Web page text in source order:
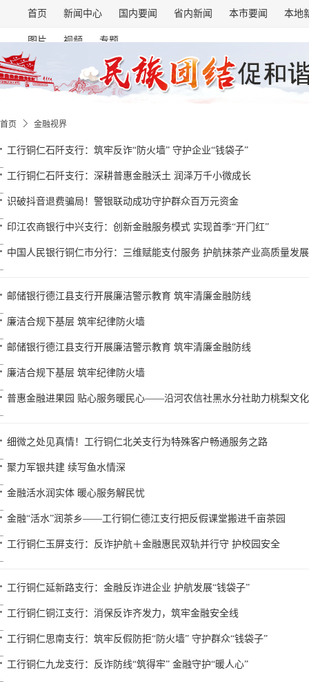
首页 新闻中心 国内要闻 省内新闻 本市要闻 本地
图片 视频 专题
首页 金融视界
工行铜仁石阡支行：筑牢反诈“防火墙” 守护企业“钱袋子”
工行铜仁石阡支行：深耕普惠金融沃土 润泽万千小微成长
识破抖音退费骗局！警银联动成功守护群众百万元资金
印江农商银行中兴支行：创新金融服务模式 实现首季“开门红”
中国人民银行铜仁市分行：三维赋能支付服务 护航抹茶产业高质量发展
邮储银行德江县支行开展廉洁警示教育 筑牢清廉金融防线
廉洁合规下基层 筑牢纪律防火墙
邮储银行德江县支行开展廉洁警示教育 筑牢清廉金融防线
廉洁合规下基层 筑牢纪律防火墙
普惠金融进果园 贴心服务暖民心——沿河农信社黑水分社助力桃梨文
细微之处见真情！工行铜仁北关支行为特殊客户畅通服务之路
聚力军银共建 续写鱼水情深
金融活水润实体 暖心服务解民忧
金融“活水”润茶乡——工行铜仁德江支行把反假课堂搬进千亩茶园
工行铜仁玉屏支行：反诈护航＋金融惠民双轨并行守 护校园安全
工行铜仁延新路支行：金融反诈进企业 护航发展“钱袋子”
工行铜仁铜江支行：消保反诈齐发力，筑牢金融安全线
工行铜仁思南支行：筑牢反假防拒“防火墙” 守护群众“钱袋子”
工行铜仁九龙支行：反诈防线“筑得牢” 金融守护“暖人心”